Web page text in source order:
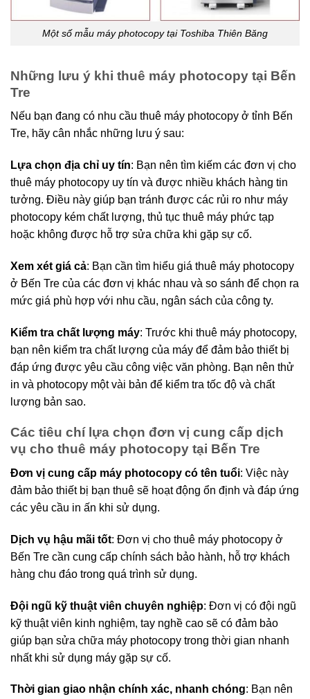
Một số mẫu máy photocopy tại Toshiba Thiên Băng
Những lưu ý khi thuê máy photocopy tại Bến
Tre
Nếu bạn đang có nhu cầu thuê máy photocopy ở tỉnh Bến
Tre, hãy cân nhắc những lưu ý sau:
Lựa chọn địa chỉ uy tín: Bạn nên tìm kiếm các đơn vị cho
thuê máy photocopy uy tín và được nhiều khách hàng tin
tưởng. Điều này giúp bạn tránh được các rủi ro như máy
photocopy kém chất lượng, thủ tục thuê máy phức tạp
hoặc không được hỗ trợ sửa chữa khi gặp sự cố.
Xem xét giá cả: Bạn cần tìm hiểu giá thuê máy photocopy
ở Bến Tre của các đơn vị khác nhau và so sánh để chọn ra
mức giá phù hợp với nhu cầu, ngân sách của công ty.
Kiểm tra chất lượng máy: Trước khi thuê máy photocopy,
bạn nên kiểm tra chất lượng của máy để đảm bảo thiết bị
đáp ứng được yêu cầu công việc văn phòng. Bạn nên thử
in và photocopy một vài bản để kiểm tra tốc độ và chất
lượng bản sao.
Các tiêu chí lựa chọn đơn vị cung cấp dịch
vụ cho thuê máy photocopy tại Bến Tre
Đơn vị cung cấp máy photocopy có tên tuổi: Việc này
đảm bảo thiết bị bạn thuê sẽ hoạt động ổn định và đáp ứng
các yêu cầu in ấn khi sử dụng.
Dịch vụ hậu mãi tốt: Đơn vị cho thuê máy photocopy ở
Bến Tre cần cung cấp chính sách bảo hành, hỗ trợ khách
hàng chu đáo trong quá trình sử dụng.
Đội ngũ kỹ thuật viên chuyên nghiệp: Đơn vị có đội ngũ
kỹ thuật viên kinh nghiệm, tay nghề cao sẽ có đảm bảo
giúp bạn sửa chữa máy photocopy trong thời gian nhanh
nhất khi sử dụng máy gặp sự cố.
Thời gian giao nhận chính xác, nhanh chóng: Bạn nên